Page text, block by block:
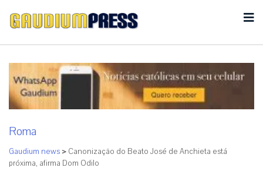
Roma
Gaudium news > Canonização do Beato José de Anchieta está
próxima, afirma Dom Odilo